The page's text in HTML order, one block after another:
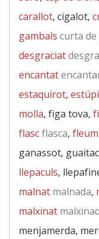
carallot, cigalot,
gambals curta
desgraciat
encantat
estaquirot,
molla, figa tova,
flascflasca,
ganassot,
llepaculs,
malnat malnada,
malxinat
menjamerda,